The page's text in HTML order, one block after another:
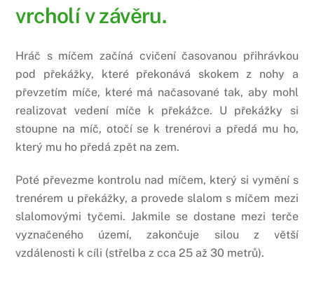
vrcholí v závěru.
Hráč s míčem začíná cvičení časovanou přihrávkou
pod překážky, které překonává skokem z nohy a
převzetím míče, které má načasované tak, aby mohl
realizovat vedení míče k překážce. U překážky si
stoupne na míč, otočí se k trenérovi a předá mu ho,
který mu ho předá zpět na zem.
Poté převezme kontrolu nad míčem, který si vymění s
trenérem u překážky, a provede slalom s míčem mezi
slalomovými tyčemi. Jakmile se dostane mezi terče
vyznačeného území, zakončuje silou z větší
vzdálenosti k cíli (střelba z cca 25 až 30 metrů).